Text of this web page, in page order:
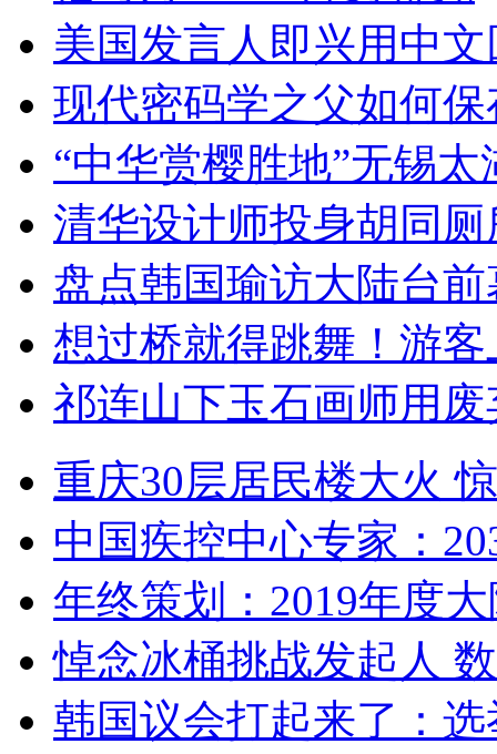
美国发言人即兴用中
现代密码学之父如何
“中华赏樱胜地”无锡
清华设计师投身胡同
盘点韩国瑜访大陆台
想过桥就得跳舞！游客
祁连山下玉石画师用
重庆30层居民楼大火
中国疾控中心专家：
年终策划：2019年度
悼念冰桶挑战发起人
韩国议会打起来了：